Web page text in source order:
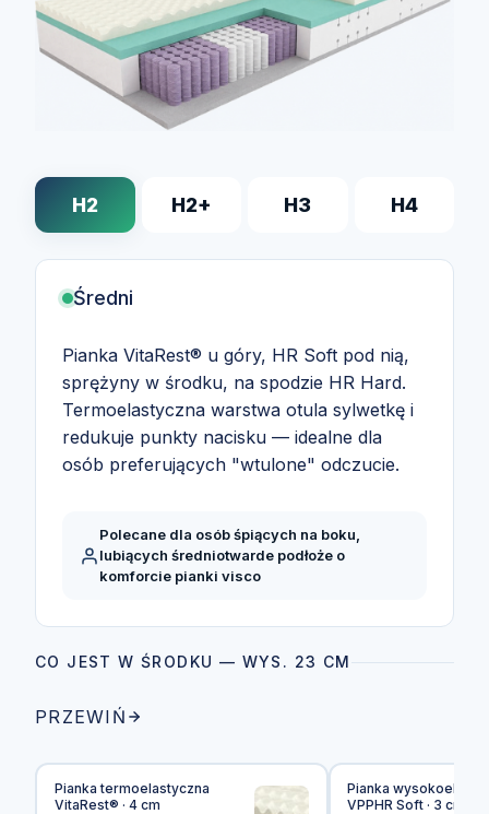
H2 H2+ H3 H4
Średni
Pianka VitaRest® u góry, HR Soft pod nią,
sprężyny w środku, na spodzie HR Hard.
Termoelastyczna warstwa otula sylwetkę i
redukuje punkty nacisku — idealne dla
osób preferujących "wtulone" odczucie.
Polecane dla osób śpiących na boku,
lubiących średniotwarde podłoże o
komforcie pianki visco
CO JEST W ŚRODKU — WYS. 23 CM
PRZEWIŃ
Pianka termoelastyczna
VitaRest® · 4 cm
Pianka
VPPHR Soft · 3 cm